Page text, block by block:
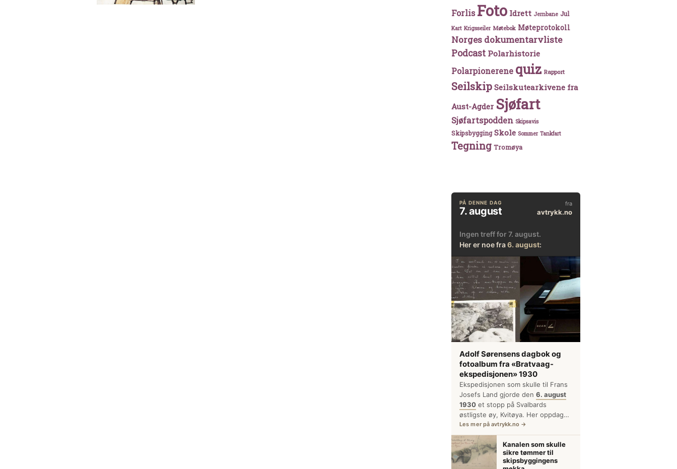
Forlis Foto Idrett Jernbane Jul
Kart Krigsseiler Møtebok Møteprotokoll
Norges dokumentarvliste
Podcast Polarhistorie
Polarpionerene quiz Rapport
Seilskip Seilskutearkivene fra
Aust-Agder Sjøfart
Sjøfartspodden Skipsavis
Skipsbygging Skole Sommer Tankfart
Tegning Tromøya